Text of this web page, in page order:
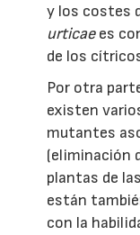
y los costes
urticaees
de los
Por otra
existen
mutantes
(eliminación
plantas de
están
con la